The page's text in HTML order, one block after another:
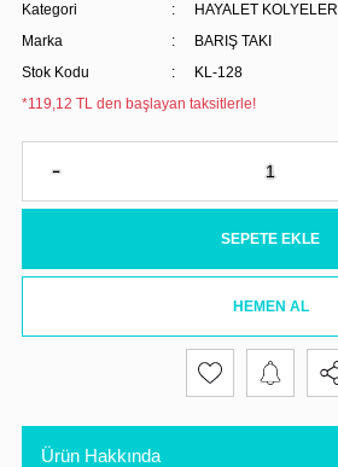
Kategori
HAYALET KOLYELER
Marka
BARIŞ TAKI
Stok Kodu
KL-128
*119,12 TL den başlayan taksitlerle!
SEPETE EKLE
HEMEN AL
Ürün Hakkında